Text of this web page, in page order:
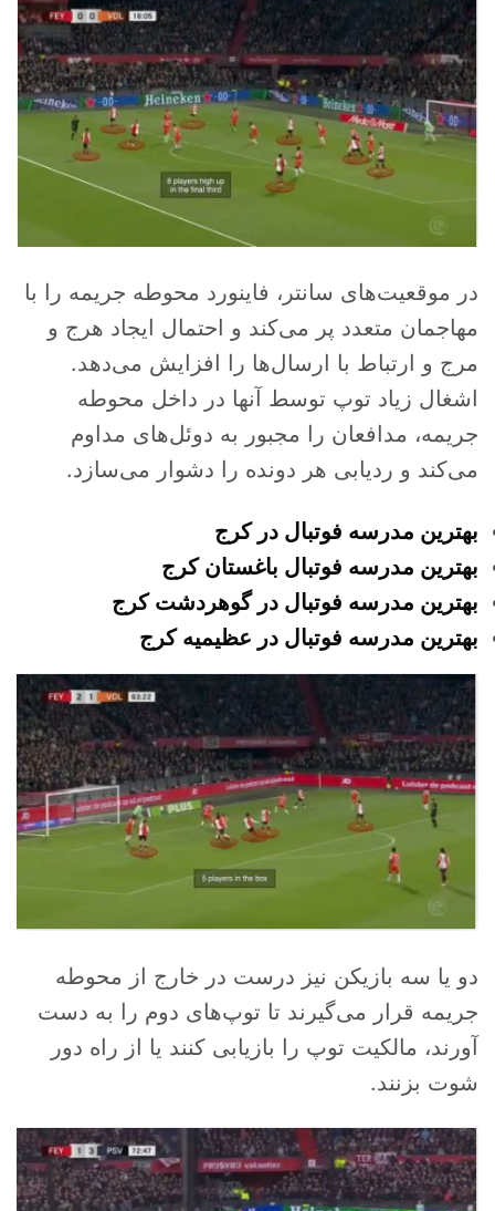
در موقعیت‌های سانتر، فاینورد محوطه جریمه را با
مهاجمان متعدد پر می‌کند و احتمال ایجاد هرج و
مرج و ارتباط با ارسال‌ها را افزایش می‌دهد.
اشغال زیاد توپ توسط آنها در داخل محوطه
جریمه، مدافعان را مجبور به دوئل‌های مداوم
می‌کند و ردیابی هر دونده را دشوار می‌سازد.
بهترین مدرسه فوتبال در کرج
بهترین مدرسه فوتبال باغستان کرج
بهترین مدرسه فوتبال در گوهردشت کرج
بهترین مدرسه فوتبال در عظیمیه کرج
دو یا سه بازیکن نیز درست در خارج از محوطه
جریمه قرار می‌گیرند تا توپ‌های دوم را به دست
آورند، مالکیت توپ را بازیابی کنند یا از راه دور
شوت بزنند.